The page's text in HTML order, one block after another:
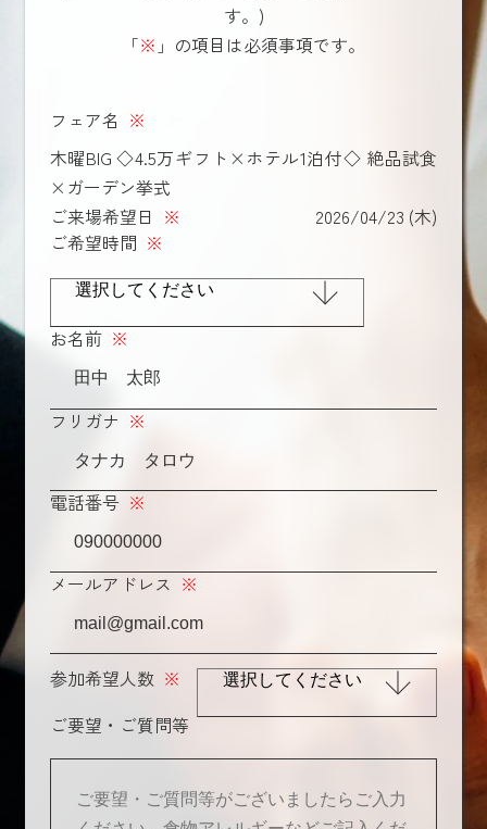
す。)
「※ 」の項目は必須事項です。
フェア名 ※
木曜BIG ◇4.5万ギフト×ホテル1泊付◇ 絶品試食
×ガーデン挙式
ご来場希望日 ※
2026/04/23 (木)
ご希望時間 ※
お名前 ※
フリガナ ※
電話番号 ※
メールアドレス ※
参加希望人数 ※
ご要望・ご質問等